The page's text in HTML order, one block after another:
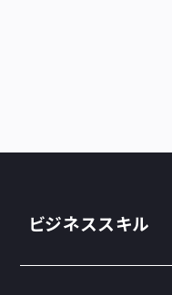
ビジネススキル